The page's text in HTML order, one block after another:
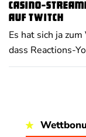
Casino-
auf Twitch
Es hat sich ja
dass Reactions-